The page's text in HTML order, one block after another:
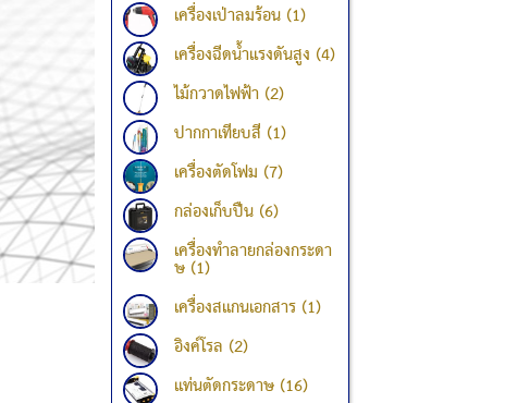
เครื่องเป่าลมร้อน (1)
เครื่องฉีดน้ำแรงดันสูง (4)
ไม้กวาดไฟฟ้า (2)
ปากกาเทียบสี (1)
เครื่องตัดโฟม (7)
กล่องเก็บปืน (6)
เครื่องทำลายกล่องกระดา
ษ (1)
เครื่องสแกนเอกสาร (1)
อิงค์โรล (2)
แท่นตัดกระดาษ (16)